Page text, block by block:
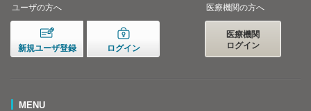
ユーザの方へ
新規ユーザ登録 ログイン
医療機関の方へ
医療機関
ログイン
MENU